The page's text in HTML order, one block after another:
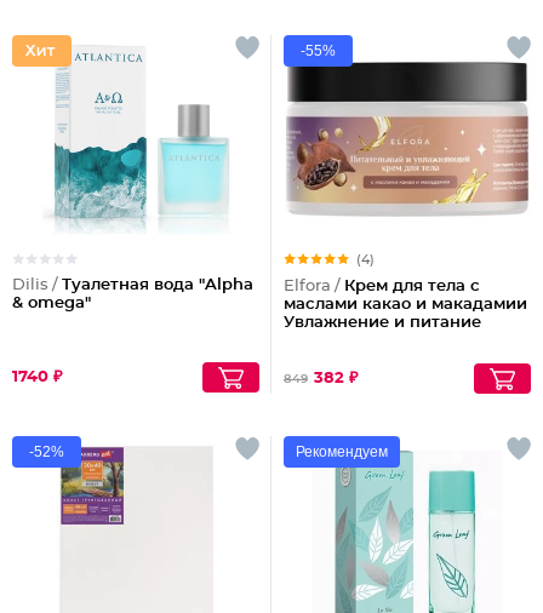
Dilis / Туалетная вода "Alpha
& omega"
1740 ₽
-55%
(4)
Elfora / Крем для тела с
маслами какао и макадамии
Увлажнение и питание
849 382 ₽
-52% Рекомендуем